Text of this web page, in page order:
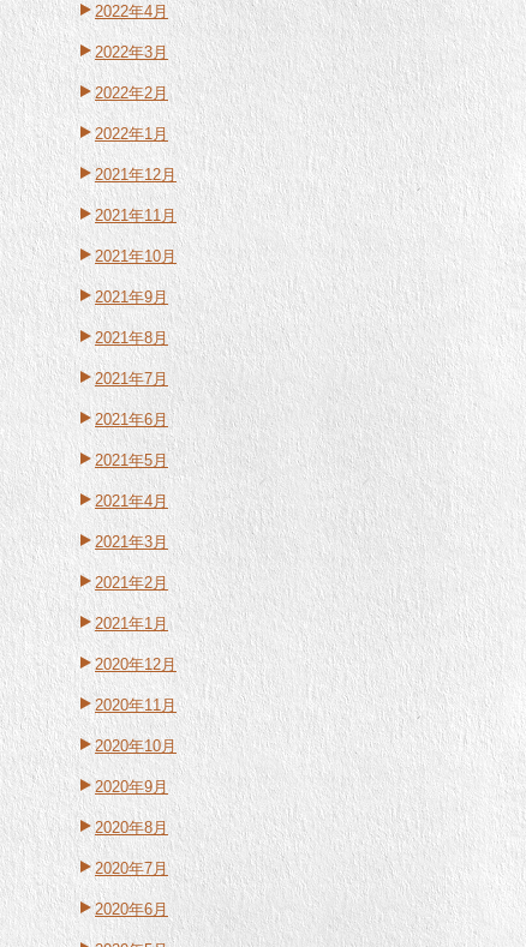
2022年4月
2022年3月
2022年2月
2022年1月
2021年12月
2021年11月
2021年10月
2021年9月
2021年8月
2021年7月
2021年6月
2021年5月
2021年4月
2021年3月
2021年2月
2021年1月
2020年12月
2020年11月
2020年10月
2020年9月
2020年8月
2020年7月
2020年6月